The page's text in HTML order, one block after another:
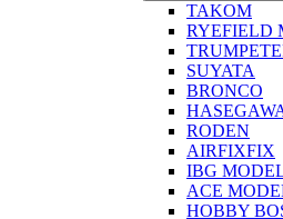
TAKOM
RYEFIELD
SUYATA
BRONCO
RODEN
AIRFIXFIX
IBG
ACE
HOBBY